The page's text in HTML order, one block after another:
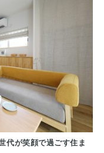
代が笑顔で過ごす住ま